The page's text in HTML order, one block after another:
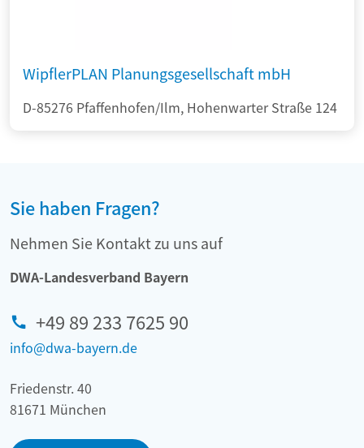
WipflerPLAN Planungsgesellschaft mbH
D-85276 Pfaffenhofen/Ilm, Hohenwarter Straße 124
Sie haben Fragen?
Nehmen Sie Kontakt zu uns auf
DWA-Landesverband Bayern
+49 89 233 7625 90
info@dwa-bayern.de
Friedenstr. 40
81671 München